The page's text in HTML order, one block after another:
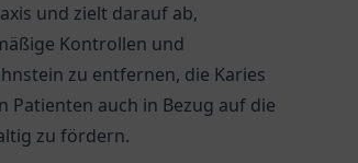
und zielt darauf ab,
Kontrollen und
zu entfernen, die Karies
auch in Bezug auf die
zu fördern.